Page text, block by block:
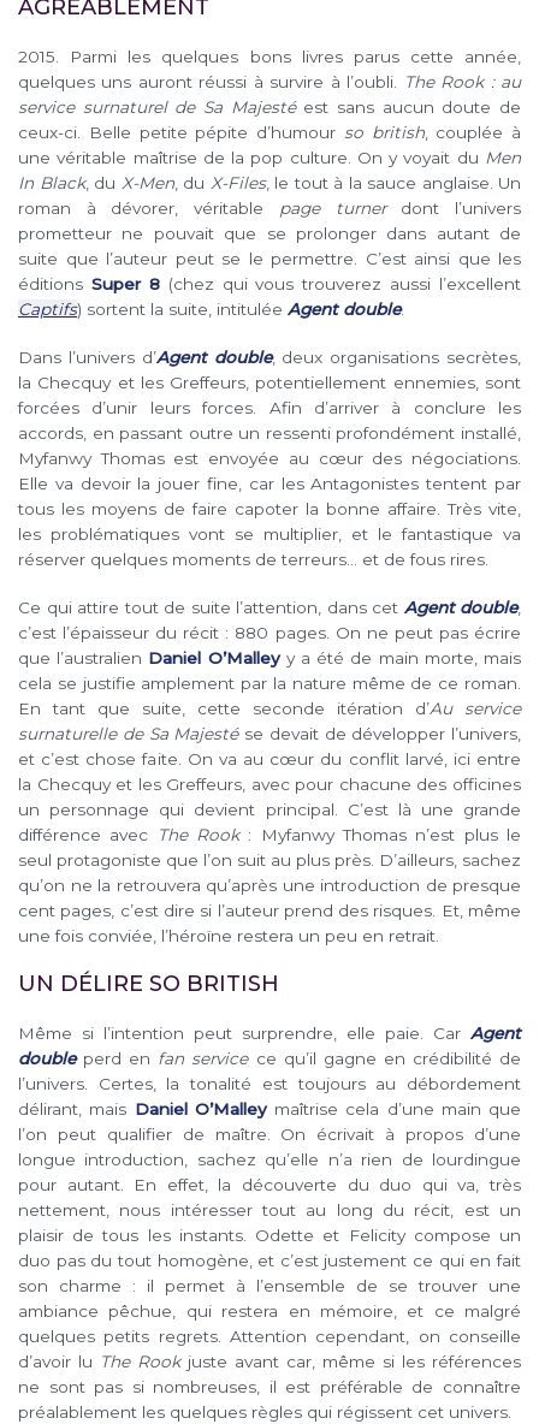
AGRÉABLEMENT
2015. Parmi les quelques bons livres parus cette année,
quelques uns auront réussi à survire à l’oubli.
The Rook : au
service surnaturel de Sa Majestéest sans aucun doute de
ceux-ci. Belle petite pépite d’humour so british, couplée à
une véritable maîtrise de la pop culture. On y voyait du Men
In Black, du X-Men, du X-Files, le tout à la sauce anglaise. Un
roman à dévorer, véritable page turnerdont l’univers
prometteur ne pouvait que se prolonger dans autant de
suite que l’auteur peut se le permettre. C’est ainsi que les
éditions Super 8(chez qui vous trouverez aussi l’excellent
Captifs) sortent la suite, intitulée Agent double.
Dans l’univers d’Agent double, deux organisations secrètes,
la Checquy et les Greffeurs, potentiellement ennemies, sont
forcées d’unir leurs forces. Afin d’arriver à conclure les
accords, en passant outre un ressenti profondément installé,
Myfanwy Thomas est envoyée au cœur des négociations.
Elle va devoir la jouer fine, car les Antagonistes tentent par
tous les moyens de faire capoter la bonne affaire. Très vite,
les problématiques vont se multiplier, et le fantastique va
réserver quelques moments de terreurs… et de fous rires.
Ce qui attire tout de suite l’attention, dans cet Agent double,
c’est l’épaisseur du récit : 880 pages. On ne peut pas écrire
que l’australien Daniel O’Malleyy a été de main morte, mais
cela se justifie amplement par la nature même de ce roman.
En tant que suite, cette seconde itération d’Au service
surnaturelle de Sa Majestése devait de développer l’univers,
et c’est chose faite. On va au cœur du conflit larvé, ici entre
la Checquy et les Greffeurs, avec pour chacune des officines
un personnage qui devient principal. C’est là une grande
différence avec
The Rook: Myfanwy Thomas n’est plus le
seul protagoniste que l’on suit au plus près. D’ailleurs, sachez
qu’on ne la retrouvera qu’après une introduction de presque
cent pages, c’est dire si l’auteur prend des risques. Et, même
une fois conviée, l’héroïne restera un peu en retrait.
UN DÉLIRE SO BRITISH
Même si l’intention peut surprendre, elle paie. Car Agent
doubleperd en fan servicece qu’il gagne en crédibilité de
l’univers. Certes, la tonalité est toujours au débordement
délirant, mais Daniel O’Malleymaîtrise cela d’une main que
l’on peut qualifier de maître. On écrivait à propos d’une
longue introduction, sachez qu’elle n’a rien de lourdingue
pour autant. En effet, la découverte du duo qui va, très
nettement, nous intéresser tout au long du récit, est un
plaisir de tous les instants. Odette et Felicity compose un
duo pas du tout homogène, et c’est justement ce qui en fait
son charme : il permet à l’ensemble de se trouver une
ambiance pêchue, qui restera en mémoire, et ce malgré
quelques petits regrets. Attention cependant, on conseille
d’avoir lu The Rookjuste avant car, même si les références
ne sont pas si nombreuses, il est préférable de connaître
préalablement les quelques règles qui régissent cet univers.